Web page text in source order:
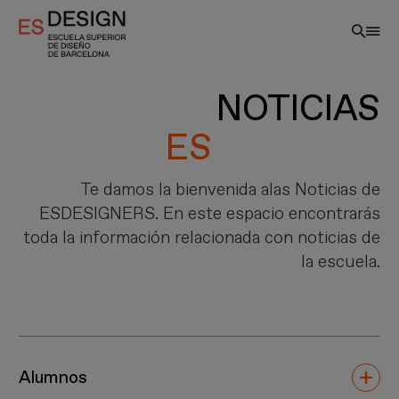
contenido
principal
NOTICIAS
Te damos la bienvenida alas Noticias de
ESDESIGNERS. En este espacio encontrarás
toda la información relacionada con noticias de
la escuela.
Alumnos